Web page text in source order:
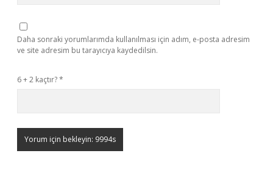
Daha sonraki yorumlarımda kullanılması için adım, e-posta adresim
ve site adresim bu tarayıcıya kaydedilsin.
6 + 2 kaçtır?*